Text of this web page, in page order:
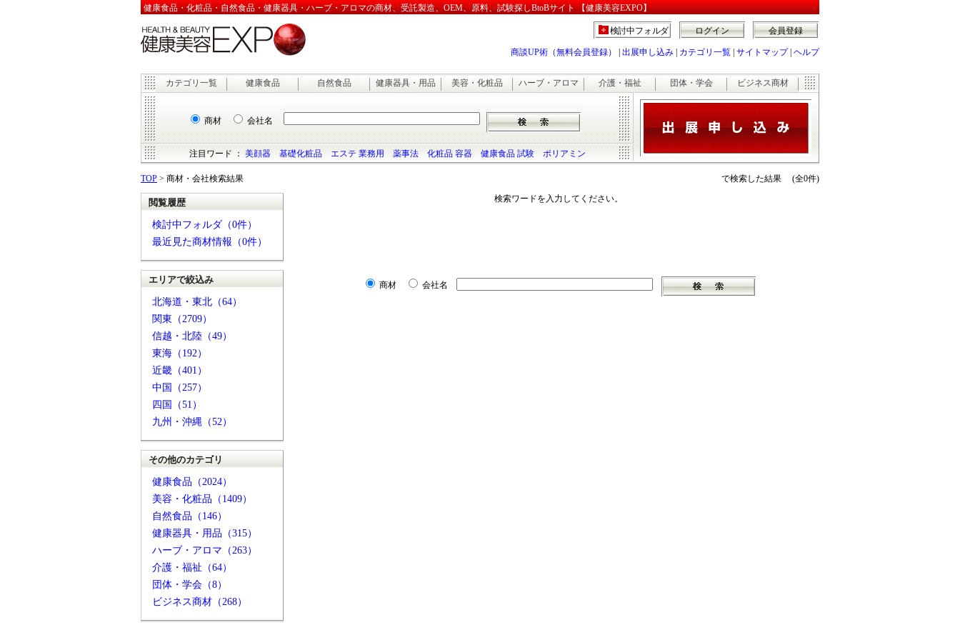
健康食品・化粧品・自然食品・健康器具・ハーブ・アロマの商材、受託製造、OEM、原料、試験探しBtoBサイト 【健康美容EXPO】
会員登録
ログイン
検討中フォルダ
商談UP術（無料会員登録） 出展申し込み カテゴリ一覧 サイトマップ| ヘルプ
カテゴリ一覧 健康食品 自然食品 健康器具・用品 美容・化粧品 ハーブ・アロマ 介護・福祉 団体・学会 ビジネス商材
商材 会社名
注目ワード ：美顔器 基礎化粧品 エステ 業務用 薬事法 化粧品 容器 健康食品 試験 ポリアミン
TOP > 商材・会社検索結果 で検索した結果 (全0件)
閲覧履歴
検討中フォルダ（0件）
最近見た商材情報（0件）
エリアで絞込み
北海道・東北（64）
関東（2709）
信越・北陸（49）
東海（192）
近畿（401）
中国（257）
四国（51）
九州・沖縄（52）
その他のカテゴリ
健康食品（2024）
美容・化粧品（1409）
自然食品（146）
健康器具・用品（315）
ハーブ・アロマ（263）
介護・福祉（64）
団体・学会（8）
ビジネス商材（268）
検索ワードを入力してください。
商材 会社名